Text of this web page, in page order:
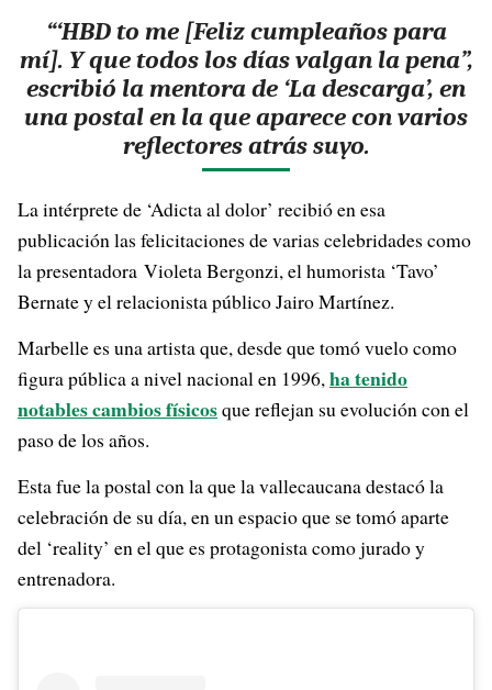
“‘HBD to me [Feliz cumpleaños para
mí]. Y que todos los días valgan la pena”,
escribió la mentora de ‘La descarga’, en
una postal en la que aparece con varios
reflectores atrás suyo.
La intérprete de ‘Adicta al dolor’ recibió en esa
publicación las felicitaciones de varias celebridades como
la presentadora Violeta Bergonzi, el humorista ‘Tavo’
Bernate y el relacionista público Jairo Martínez.
Marbelle es una artista que, desde que tomó vuelo como
figura pública a nivel nacional en 1996,ha tenido
notables cambios físicosque reflejan su evolución con el
paso de los años.
Esta fue la postal con la que la vallecaucana destacó la
celebración de su día, en un espacio que se tomó aparte
del ‘reality’ en el que es protagonista como jurado y
entrenadora.